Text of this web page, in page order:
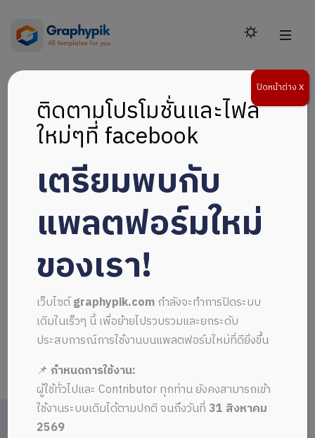
ติดตามโปรโมชั่นและไฟล์
ใหม่ๆที่ facebook
เตรียมพบกับ
แพลตฟอร์มใหม่
ของเรา!
เว็บไซต์graphypik.comกำลังจะทำการปิดระบบ
เดิมในเร็วๆ นี้ เพื่อย้ายไปรวบรวมและยกระดับ
ประสบการณ์การใช้งานบนแพลตฟอร์มใหม่ที่ดียิ่งขึ้น
📌กำหนดการใช้งาน:
ผู้ใช้ทั่วไปและ Contributor ทุกท่าน ยังคงสามารถเข้า
ใช้งานระบบเดิมได้ตามปกติ จนถึงวันที่ 31 สิงหาคม
2569
ปิดหน้าต่าง X